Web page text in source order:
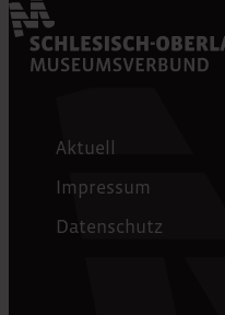
Aktuell
Impressum
Datenschutz